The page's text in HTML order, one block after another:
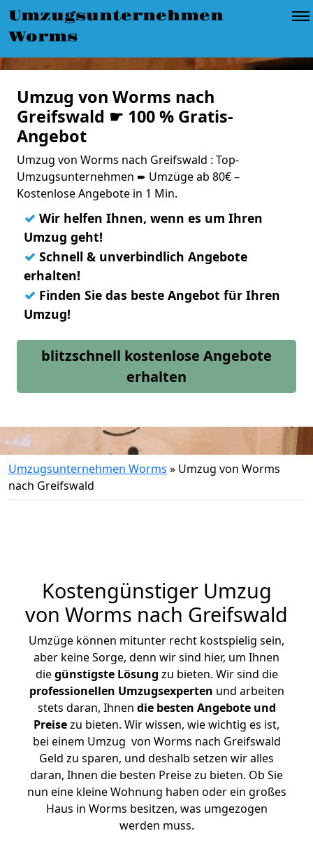
Umzugsunternehmen
Worms
Umzug von Worms nach
Greifswald ☛ 100 % Gratis-
Angebot
Umzug von Worms nach Greifswald : Top-
Umzugsunternehmen ➨ Umzüge ab 80€ –
Kostenlose Angebote in 1 Min.
✓ Wir helfen Ihnen, wenn es um Ihren
Umzug geht!
✓ Schnell & unverbindlich Angebote
erhalten!
✓ Finden Sie das beste Angebot für Ihren
Umzug!
blitzschnell kostenlose Angebote
erhalten
Umzugsunternehmen Worms » Umzug von Worms
nach Greifswald
Kostengünstiger Umzug
von Worms nach Greifswald
Umzüge können mitunter recht kostspielig sein,
aber keine Sorge, denn wir sind hier, um Ihnen
diegünstigste Lösung zu bieten. Wir sind die
professionellen Umzugsexperten und arbeiten
stets daran, Ihnen die besten Angebote und
Preisezu bieten. Wir wissen, wie wichtig es ist,
bei einem Umzug von Worms nach Greifswald
Geld zu sparen, und deshalb setzen wir alles
daran, Ihnen die besten Preise zu bieten. Ob Sie
nun eine kleine Wohnung haben oder ein großes
Haus in Worms besitzen, was umgezogen
werden muss.